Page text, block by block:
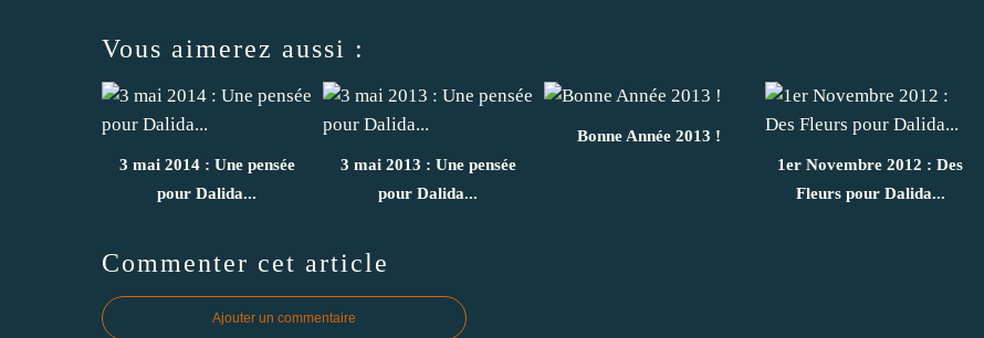
Vous aimerez aussi :
3 mai 2014 : Une pensée
pour Dalida...
3 mai 2013 : Une pensée
pour Dalida...
Bonne Année 2013 !
1er Novembre 2012 : Des
Fleurs pour Dalida...
Commenter cet article
Ajouter un commentaire